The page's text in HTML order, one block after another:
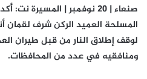
صنعاء | 20 نوفمبر | المسيرة
لوقف إطلاق النار من قبل طيران
ومنافقيه في عدد من المحافظات.